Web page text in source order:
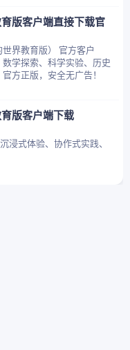
版客户端直接下载官
界教育版） 官方客户
学探索、科学实验、历史
方正版，安全无广告！
版客户端下载
浸式体验、协作式实践、